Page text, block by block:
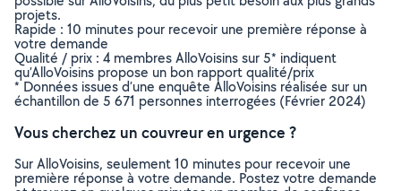
projets.
Rapide : 10 minutes pour recevoir une première réponse à
votre demande
Qualité / prix : 4 membres AlloVoisins sur 5* indiquent
qu’AlloVoisins propose un bon rapport qualité/prix
* Données issues d’une enquête AlloVoisins réalisée sur un
échantillon de 5 671 personnes interrogées (Février 2024)
Vous cherchez un couvreur en urgence ?
Sur AlloVoisins, seulement 10 minutes pour recevoir une
première réponse à votre demande. Postez votre demande